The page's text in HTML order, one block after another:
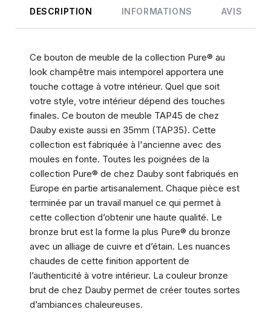
DESCRIPTION INFORMATIONS AVIS
Ce bouton de meuble de la collection Pure® au
look champêtre mais intemporel apportera une
touche cottage à votre intérieur. Quel que soit
votre style, votre intérieur dépend des touches
finales. Ce bouton de meuble TAP45 de chez
Dauby existe aussi en 35mm (TAP35). Cette
collection est fabriquée à l'ancienne avec des
moules en fonte. Toutes les poignées de la
collection Pure® de chez Dauby sont fabriqués en
Europe en partie artisanalement. Chaque pièce est
terminée par un travail manuel ce qui permet à
cette collection d’obtenir une haute qualité. Le
bronze brut est la forme la plus Pure® du bronze
avec un alliage de cuivre et d’étain. Les nuances
chaudes de cette finition apportent de
l’authenticité à votre intérieur. La couleur bronze
brut de chez Dauby permet de créer toutes sortes
d’ambiances chaleureuses.